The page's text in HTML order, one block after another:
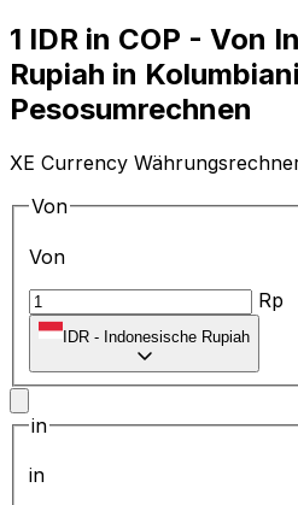
1 IDR in COP - Von
Rupiah in
Pesosumrechnen
XE Currency
Von
Von
Rp
IDR - Indonesische Rupiah
in
in